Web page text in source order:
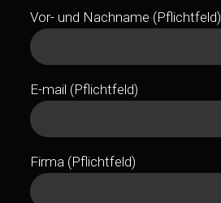
Vor- und Nachname (Pflichtfeld)
E-mail (Pflichtfeld)
Firma (Pflichtfeld)